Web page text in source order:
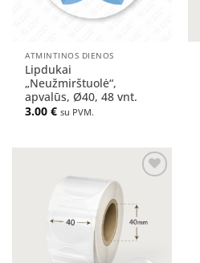
ATMINTINOS DIENOS
Lipdukai
„Neužmirštuolė“,
apvalūs, Ø40, 48 vnt.
3.00€ su PVM.
sąrašą